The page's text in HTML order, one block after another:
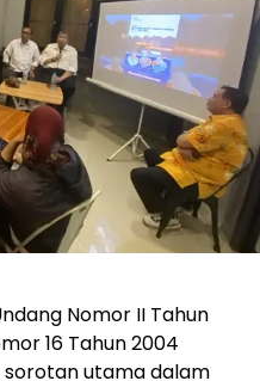
Nomor II Tahun
16 Tahun 2004
sorotan utama dalam